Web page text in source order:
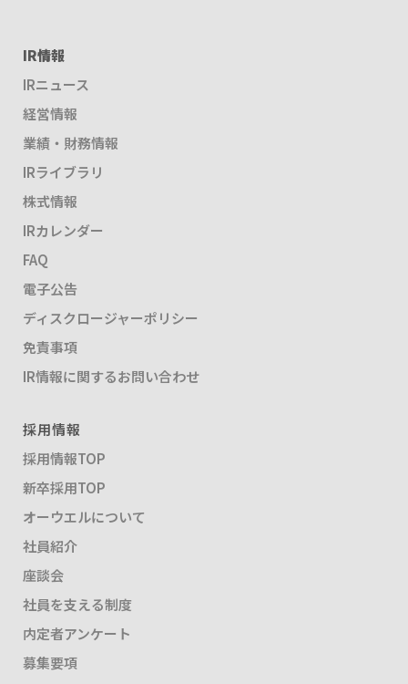
IR情報
IRニュース
経営情報
業績・財務情報
IRライブラリ
株式情報
IRカレンダー
FAQ
電子公告
ディスクロージャーポリシー
免責事項
IR情報に関するお問い合わせ
採用情報
採用情報TOP
新卒採用TOP
オーウエルについて
社員紹介
座談会
社員を支える制度
内定者アンケート
募集要項